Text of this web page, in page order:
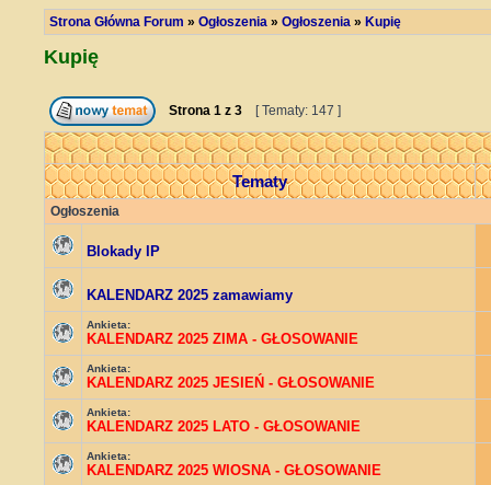
Strona Główna Forum » Ogłoszenia » Ogłoszenia » Kupię
Kupię
Strona 1 z 3 [ Tematy: 147 ]
Tematy
Ogłoszenia
Blokady IP
KALENDARZ 2025 zamawiamy
Ankieta:
KALENDARZ 2025 ZIMA - GŁOSOWANIE
Ankieta:
KALENDARZ 2025 JESIEŃ - GŁOSOWANIE
Ankieta:
KALENDARZ 2025 LATO - GŁOSOWANIE
Ankieta:
KALENDARZ 2025 WIOSNA - GŁOSOWANIE